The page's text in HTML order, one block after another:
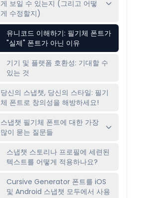
게 보일 수 있는지 (그리고 어떻
게 수정할지)
유니코드 이해하기: 필기체 폰트가
"실제" 폰트가 아닌 이유
기기 및 플랫폼 호환성: 기대할 수
있는 것
당신의 스냅챗, 당신의 스타일: 필기
체 폰트로 창의성을 해방하세요!
스냅챗 필기체 폰트에 대한 가장
많이 묻는 질문들
스냅챗 스토리나 프로필에 세련된
텍스트를 어떻게 적용하나요?
Cursive Generator 폰트를 iOS
및 Android 스냅챗 모두에서 사용